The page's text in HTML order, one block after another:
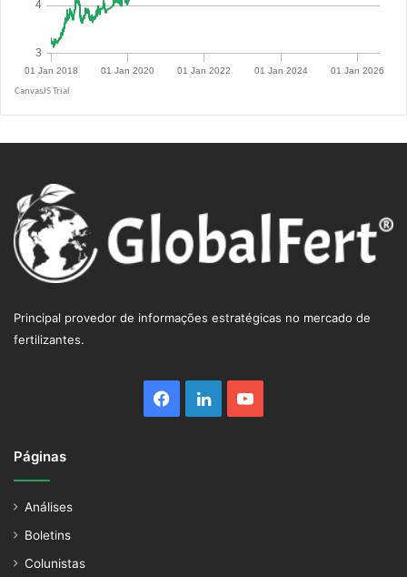
Principal provedor de informações estratégicas no mercado de
fertilizantes.
Facebook
LinkedinYouTube
Páginas
Análises
Boletins
Colunistas